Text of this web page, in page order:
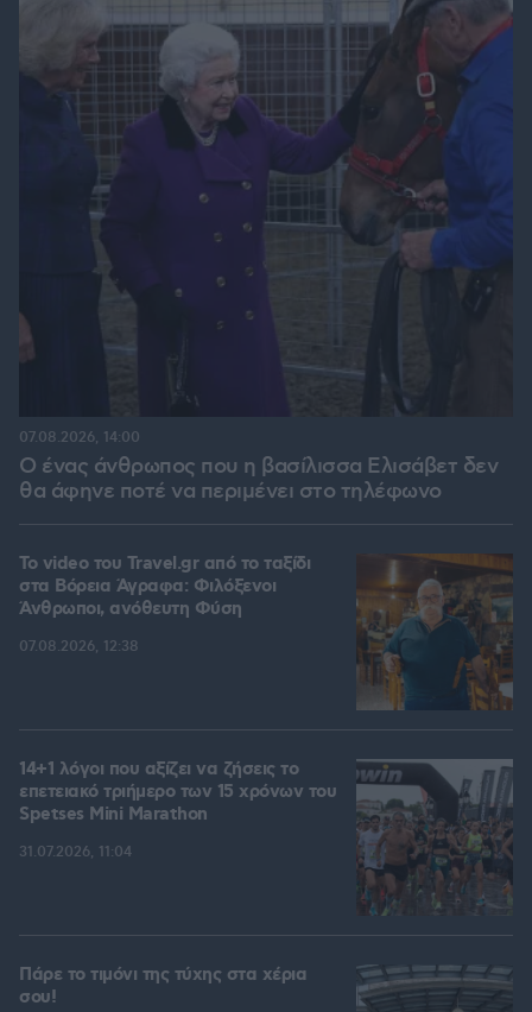
Ο ένας άνθρωπος που η βασίλισσα Ελισάβετ δεν
θα άφηνε ποτέ να περιμένει στο τηλέφωνο
07.08.2026, 14:00
To video του Travel.gr από το ταξίδι
στα Βόρεια Άγραφα: Φιλόξενοι
Άνθρωποι, ανόθευτη Φύση
07.08.2026, 12:38
14+1 λόγοι που αξίζει να ζήσεις το
επετειακό τριήμερο των 15 χρόνων του
Spetses Mini Marathon
31.07.2026, 11:04
Πάρε το τιμόνι της τύχης στα χέρια
σου!